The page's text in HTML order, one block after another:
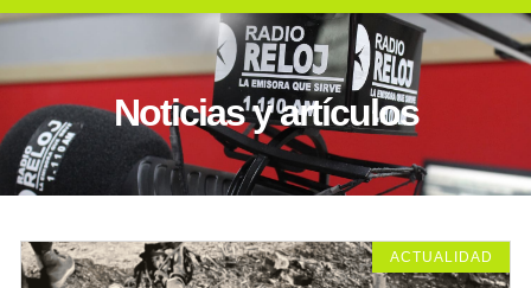
Noticias y artículos
ACTUALIDAD